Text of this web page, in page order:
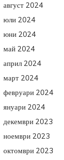
август 2024
юли 2024
юни 2024
май 2024
април 2024
март 2024
февруари 2024
януари 2024
декември 2023
ноември 2023
октомври 2023